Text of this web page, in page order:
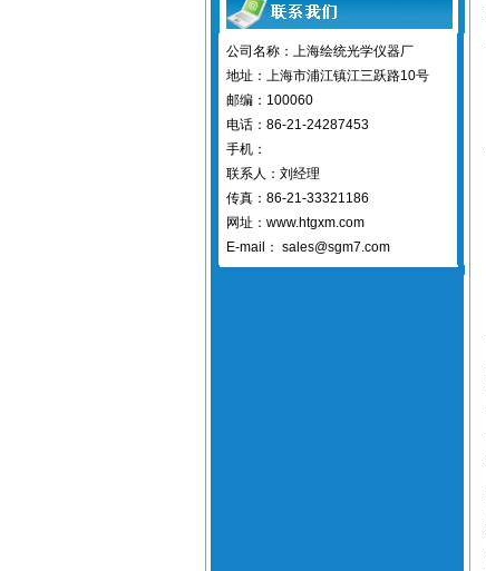
公司名称：上海绘统光学仪器厂
地址：上海市浦江镇江三跃路10号
邮编：100060
电话：86-21-24287453
手机：
联系人：刘经理
传真：86-21-33321186
网址：www.htgxm.com
E-mail： sales@sgm7.com